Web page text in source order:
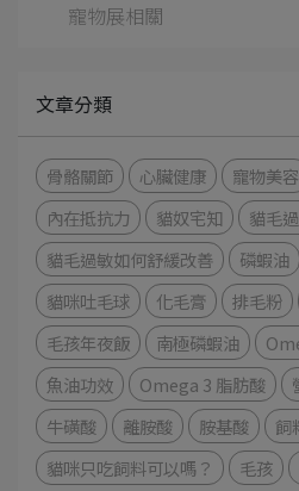
寵物展相關
文章分類
骨骼關節 心臟健康 寵物美容
內在抵抗力
貓奴宅知
貓毛
貓毛過敏如何舒緩改善
磷蝦油
貓咪吐毛球
化毛膏 排毛粉
毛孩年夜飯
南極磷蝦油
魚油功效
Omega 3 脂肪酸
牛磺酸
離胺酸 胺基酸 飼
貓咪只吃飼料可以嗎？
毛孩